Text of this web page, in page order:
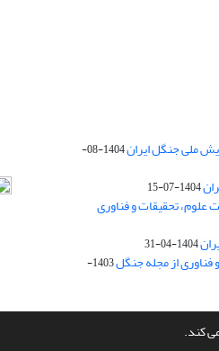
کند.
ملی جنگل ایران
1404-08-
1404-07-15
علوم، تحقیقات و فناوری
1404-04-31
فناوری از مجله جنگل
1403-